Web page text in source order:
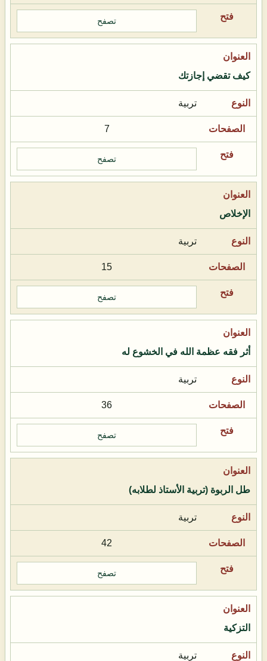
تصفح
كيف تقضي إجازتك
تربية
7
تصفح
الإخلاص
تربية
15
تصفح
أثر فقه عظمة الله في الخشوع له
تربية
36
تصفح
طل الربوة (تربية الأستاذ لطلابه)
تربية
42
تصفح
التزكية
تربية